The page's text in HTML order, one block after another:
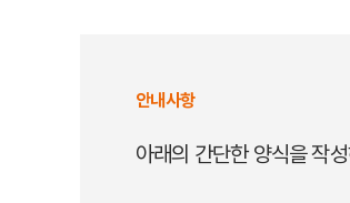
안내사항
아래의 간단한 양식을 작